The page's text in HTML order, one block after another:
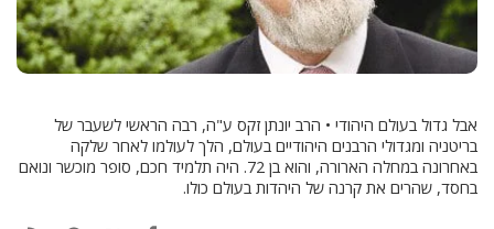
אבל גדול בעולם היהודי • הרב יונתן זקס ע"ה, רבה הראשי לשעבר של
בריטניה ומגדולי הרבנים היהודיים בעולם, הלך לעולמו לאחר שלקה
באחרונה במחלה הארורה, והוא בן 72. היה תלמיד חכם, סופר מוכשר ונואם
בחסד, שהרים את קרנה של היהדות בעולם כולו.